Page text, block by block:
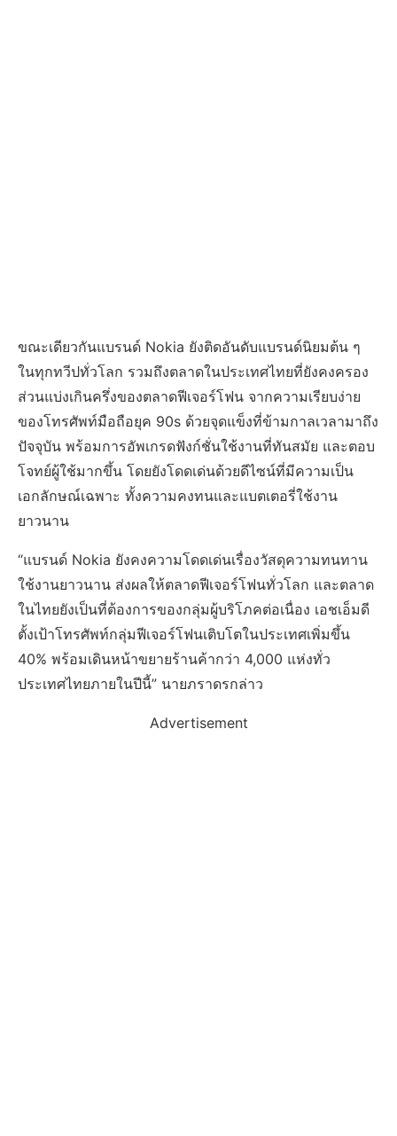
ขณะเดียวกันแบรนด์ Nokia ยังติดอันดับแบรนด์นิยมต้น ๆ
ในทุกทวีปทั่วโลก รวมถึงตลาดในประเทศไทยที่ยังคงครอง
ส่วนแบ่งเกินครึ่งของตลาดฟีเจอร์โฟน จากความเรียบง่าย
ของโทรศัพท์มือถือยุค 90s ด้วยจุดแข็งที่ข้ามกาลเวลามาถึง
ปัจจุบัน พร้อมการอัพเกรดฟังก์ชั่นใช้งานที่ทันสมัย และตอบ
โจทย์ผู้ใช้มากขึ้น โดยยังโดดเด่นด้วยดีไซน์ที่มีความเป็น
เอกลักษณ์เฉพาะ ทั้งความคงทนและแบตเตอรี่ใช้งาน
ยาวนาน
“แบรนด์ Nokia ยังคงความโดดเด่นเรื่องวัสดุความทนทาน
ใช้งานยาวนาน ส่งผลให้ตลาดฟีเจอร์โฟนทั่วโลก และตลาด
ในไทยยังเป็นที่ต้องการของกลุ่มผู้บริโภคต่อเนื่อง เอชเอ็มดี
ตั้งเป้าโทรศัพท์กลุ่มฟีเจอร์โฟนเติบโตในประเทศเพิ่มขึ้น
40% พร้อมเดินหน้าขยายร้านค้ากว่า 4,000 แห่งทั่ว
ประเทศไทยภายในปีนี้” นายภราดรกล่าว
Advertisement